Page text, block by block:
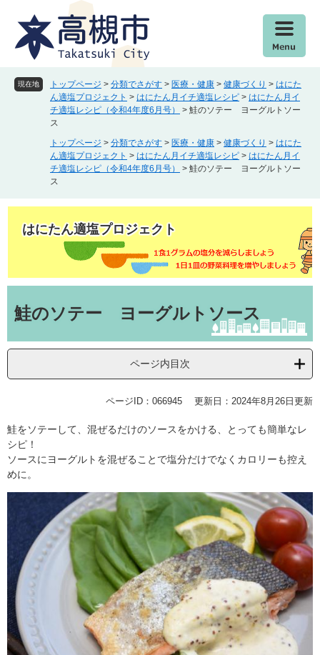
現在地 トップページ > 分類でさがす > 医療・健康 > 健康づくり > はにた
ん適塩プロジェクト > はにたん月イチ適塩レシピ > はにたん月イ
チ適塩レシピ（令和4年度6月号）
> 鮭のソテー ヨーグルトソー
ス
トップページ > 分類でさがす > 医療・健康 > 健康づくり > はにた
ん適塩プロジェクト > はにたん月イチ適塩レシピ > はにたん月イ
チ適塩レシピ（令和4年度6月号）
> 鮭のソテー ヨーグルトソー
ス
はにたん適塩プロジェクト
文鮭のソテー ヨーグルトソース
ページ内目次
ページID：066945 更新日：2024年8月26日更新
鮭をソテーして、混ぜるだけのソースをかける、とっても簡単なレ
シピ！
ソースにヨーグルトを混ぜることで塩分だけでなくカロリーも控え
めに。​